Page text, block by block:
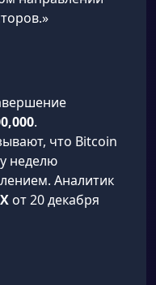
.
что Bitcoin
неделю
Аналитик
X от 20 декабря